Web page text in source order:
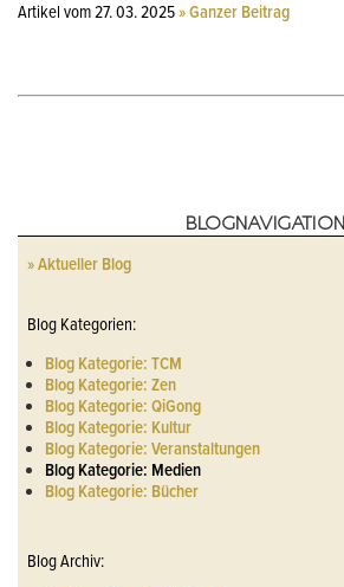
Artikel vom 27. 03. 2025» Ganzer Beitrag
BLOGNAVIGATION
» Aktueller Blog
Blog Kategorien:
Blog Kategorie: TCM
Blog Kategorie: Zen
Blog Kategorie: QiGong
Blog Kategorie: Kultur
Blog Kategorie: Veranstaltungen
Blog Kategorie: Medien
Blog Kategorie: Bücher
Blog Archiv: